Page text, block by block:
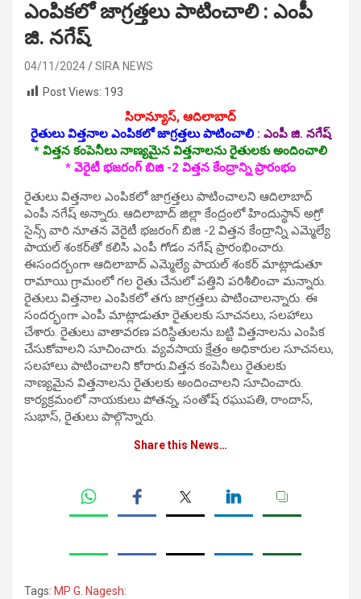
ఎంపికలో జాగ్రత్తలు పాటించాలి : ఎంపీ
జి. న‌గేష్‌
04/11/2024
SIRA NEWS
Post Views: 193
సిరాన్యూస్, ఆదిలాబాద్‌
రైతులు విత్తనాల ఎంపికలో జాగ్రత్తలు పాటించాలి: ఎంపీ జి. న‌గేష్‌
* విత్తన కంపెనీలు నాణ్యమైన విత్తనాలను రైతులకు అందించాలి
* వెరైటీ భజరంగ్ బిజి -2 విత్తన కేంద్రాన్ని ప్రారంభం
రైతులు విత్తనాల ఎంపికలో జాగ్రత్తలు పాటించాలని ఆదిలాబాద్
ఎంపీ న‌గేష్ అన్నారు. ఆదిలాబాద్ జిల్లా కేంద్రంలో హిందుస్థాన్ అగ్రో
సైన్స్ వారి నూతన వెరైటీ భజరంగ్ బిజి -2 విత్తన కేంద్రాన్ని ఎమ్మెల్యే
పాయ‌ల్ శంక‌ర్‌తో క‌లిసి ఎంపీ గోడం నగేష్ ప్రారంభించారు.
ఈసంద‌ర్బంగా ఆదిలాబాద్ ఎమ్మెల్యే పాయల్ శంకర్ మాట్లాడుతూ
రామాయి గ్రామంలో గల రైతు చేనులో పత్తిని పరిశీలించా మ‌న్నారు.
రైతులు విత్తనాల ఎంపికలో తగు జాగ్రత్తలు పాటించాలన్నారు. ఈ
సందర్భంగా ఎంపీ మాట్లాడుతూ రైతులకు సూచనలు, సలహాలు
చేశారు. రైతులు వాతావరణ పరిస్థితులను బట్టి విత్తనాలను ఎంపిక
చేసుకోవాలని సూచించారు. వ్యవసాయ క్షేత్రం అధికారుల సూచనలు,
సలహాలు పాటించాలని కోరారు.విత్తన కంపెనీలు రైతులకు
నాణ్యమైన విత్తనాలను రైతులకు అందించాలని సూచించారు.
కార్యక్రమంలో నాయకులు పోతన్న, సంతోష్ రఘుపతి, రాందాస్,
సుభాస్, రైతులు పాల్గొన్నారు.
Share this News…
Tags: MP G. Nagesh: